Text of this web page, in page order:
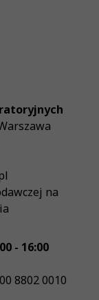
na
- 16:00
8802 0010